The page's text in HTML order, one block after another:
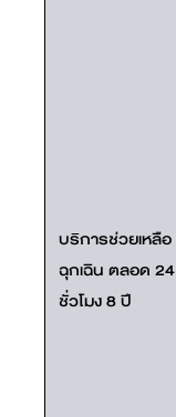
บริการช่วยเหลือ
ฉุกเฉิน ตลอด 24
ชั่วโมง 8 ปี